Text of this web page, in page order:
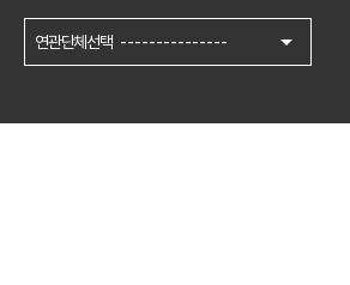
연관단체선택 --------------- arrow_drop_down